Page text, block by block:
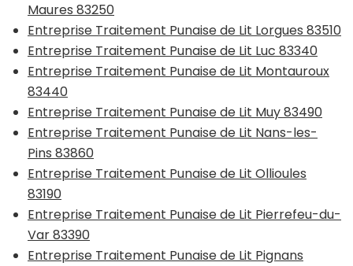
Maures 83250
Entreprise Traitement Punaise de Lit Lorgues 83510
Entreprise Traitement Punaise de Lit Luc 83340
Entreprise Traitement Punaise de Lit Montauroux
83440
Entreprise Traitement Punaise de Lit Muy 83490
Entreprise Traitement Punaise de Lit Nans-les-
Pins 83860
Entreprise Traitement Punaise de Lit Ollioules
83190
Entreprise Traitement Punaise de Lit Pierrefeu-du-
Var 83390
Entreprise Traitement Punaise de Lit Pignans